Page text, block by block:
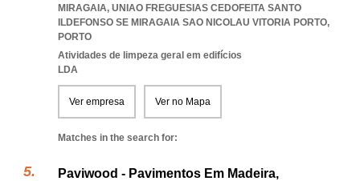
MIRAGAIA, UNIAO FREGUESIAS CEDOFEITA SANTO
ILDEFONSO SE MIRAGAIA SAO NICOLAU VITORIA PORTO,
PORTO
Atividades de limpeza geral em edifícios
LDA
Ver empresa Ver no Mapa
Matches in the search for:
Paviwood - Pavimentos Em Madeira,